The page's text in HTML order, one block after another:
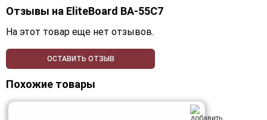
Отзывы на EliteBoard BA-55C7
На этот товар еще нет отзывов.
ОСТАВИТЬ ОТЗЫВ
Похожие товары